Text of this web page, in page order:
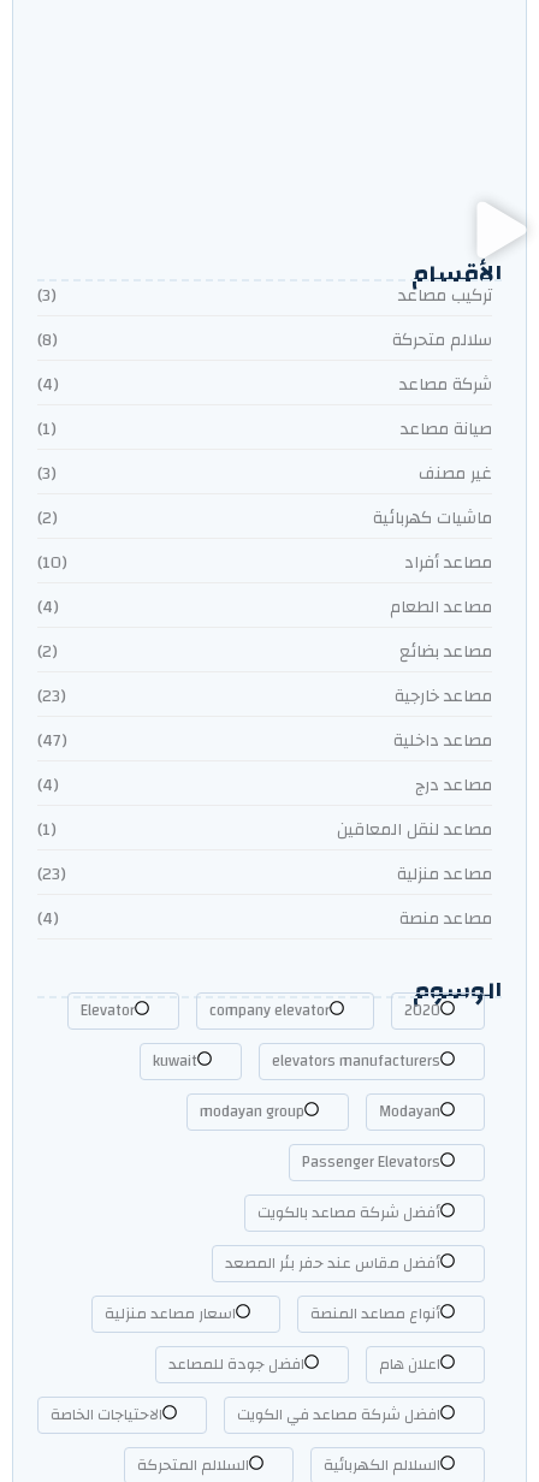
الأقسام
تركيب مصاعد
(3)
سلالم متحركة
(8)
شركة مصاعد
(4)
صيانة مصاعد
(1)
غير مصنف
(3)
ماشيات كهربائية
(2)
مصاعد أفراد
(10)
مصاعد الطعام
(4)
مصاعد بضائع
(2)
مصاعد خارجية
(23)
مصاعد داخلية
(47)
مصاعد درج
(4)
مصاعد لنقل المعاقين
(1)
مصاعد منزلية
(23)
مصاعد منصة
(4)
الوسوم
2020
company elevator
Elevator
elevators manufacturers
kuwait
Modayan
modayan group
Passenger Elevators
أفضل شركة مصاعد بالكويت
أفضل مقاس عند حفر بئر المصعد
أنواع مصاعد المنصة
اسعار مصاعد منزلية
اعلان هام
افضل جودة للمصاعد
افضل شركة مصاعد في الكويت
الاحتياجات الخاصة
السلالم الكهربائية
السلالم المتحركة